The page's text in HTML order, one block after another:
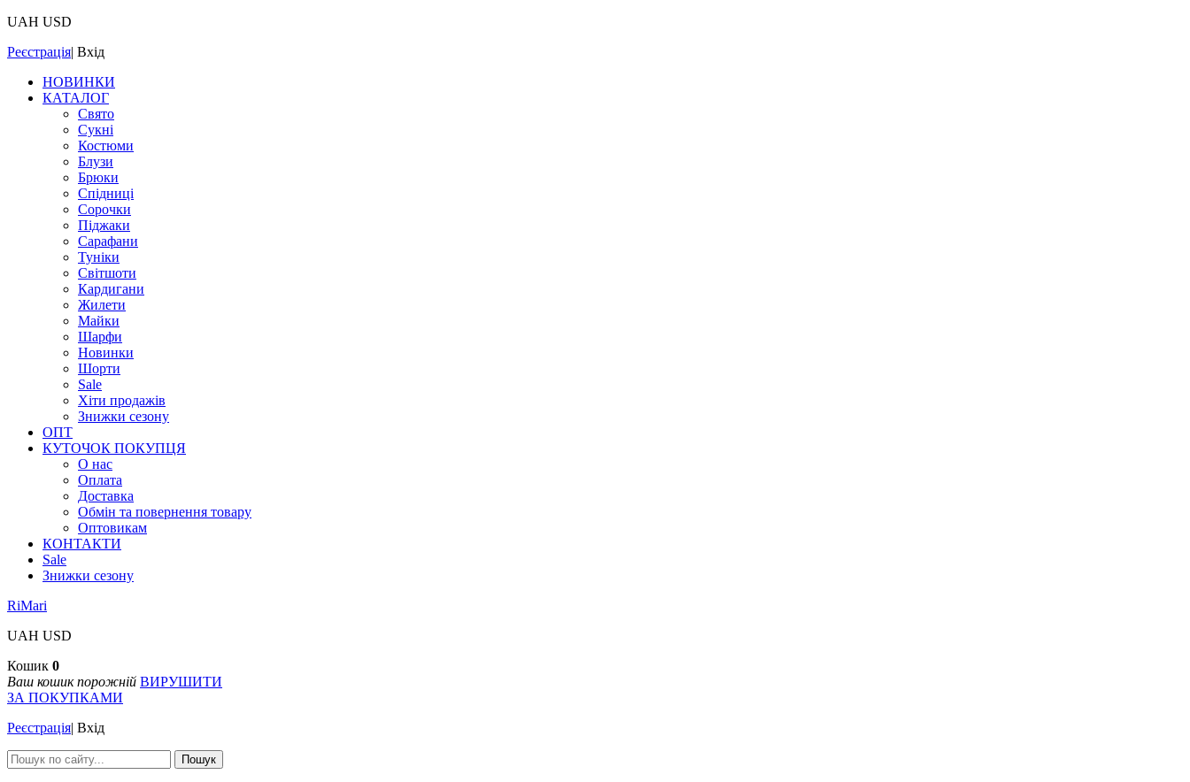
UAH USD
Реєстрація| Вхід
НОВИНКИ
КАТАЛОГ
Свято
Сукні
Костюми
Блузи
Брюки
Спідниці
Сорочки
Піджаки
Сарафани
Туніки
Світшоти
Кардигани
Жилети
Майки
Шарфи
Новинки
Шорти
Sale
Хіти продажів
Знижки сезону
ОПТ
КУТОЧОК ПОКУПЦЯ
О нас
Оплата
Доставка
Обмін та повернення товару
Оптовикам
КОНТАКТИ
Sale
Знижки сезону
RiMari
UAH USD
Кошик 0
Ваш кошик порожній ВИРУШИТИ
ЗА ПОКУПКАМИ
Реєстрація| Вхід
Пошук